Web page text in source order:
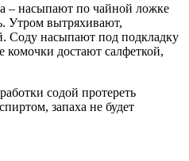
– насыпают по чайной ложке
Утром вытряхивают,
Соду насыпают под подкладку
комочки достают салфеткой,
содой протереть
запаха не будет